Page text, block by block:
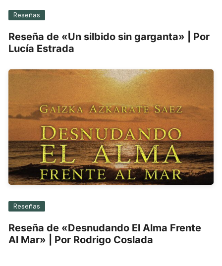
Reseñas
Reseña de «Un silbido sin garganta» | Por
Lucía Estrada
Reseñas
Reseña de «Desnudando El Alma Frente
Al Mar» | Por Rodrigo Coslada